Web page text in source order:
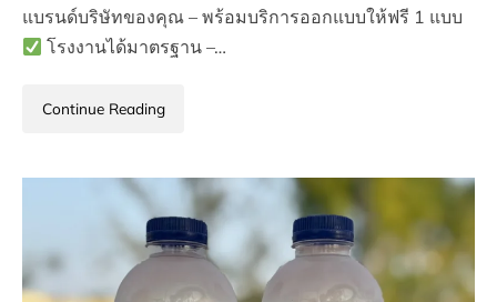
แบรนด์บริษัทของคุณ – พร้อมบริการออกแบบให้ฟรี 1 แบบ
โรงงานได้มาตรฐาน –…
Continue Reading